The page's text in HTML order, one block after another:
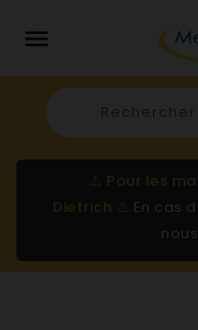

⚠️ Pour les
Dietrich ⚠️ En cas